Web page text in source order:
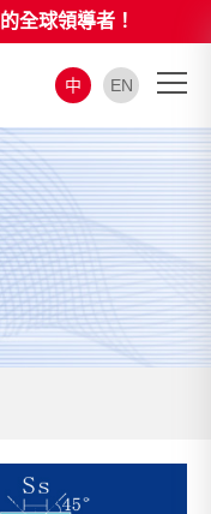
全球領導者！
中 EN